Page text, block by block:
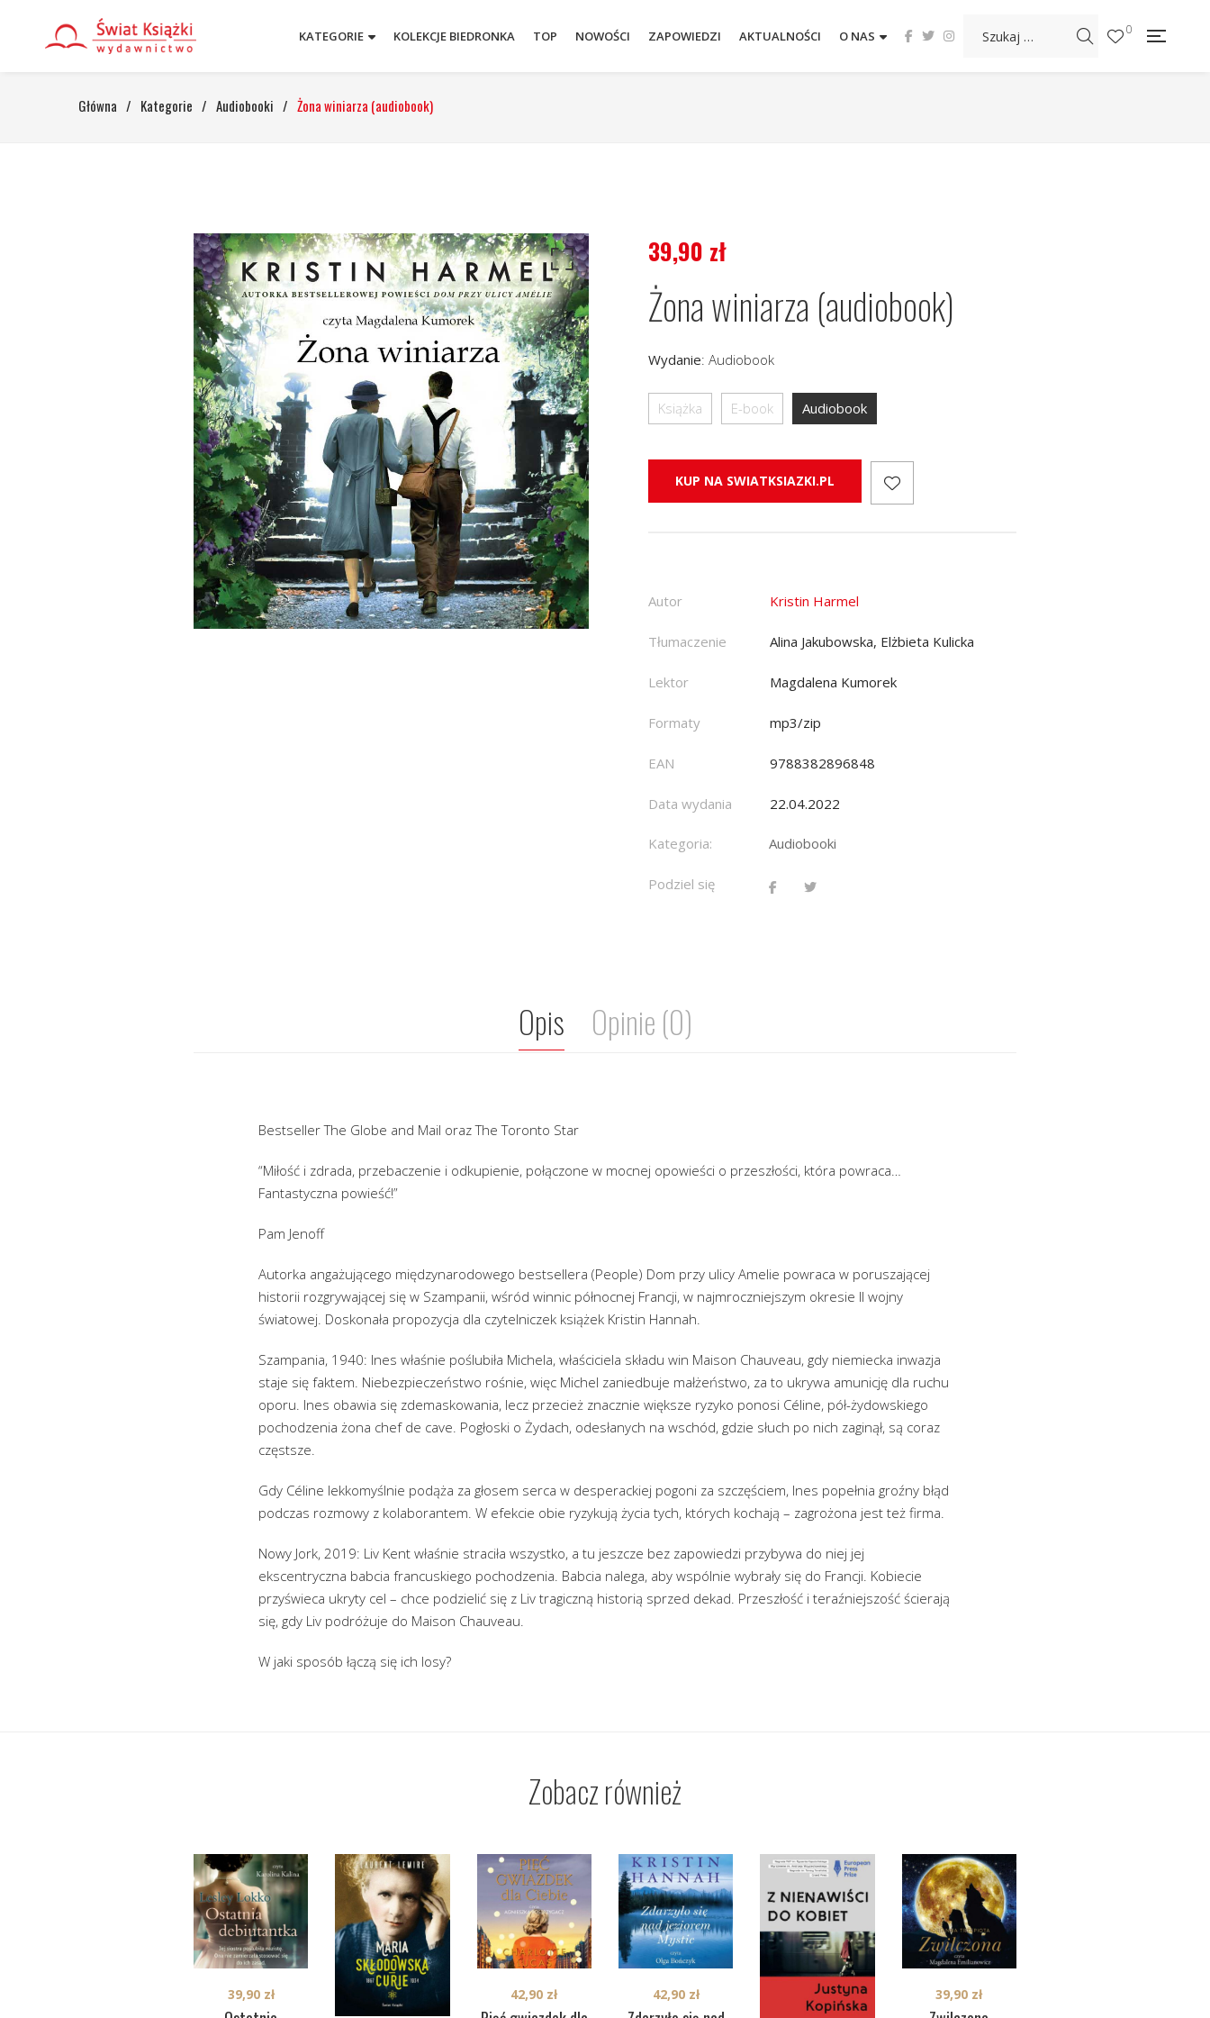
KATEGORIE KOLEKCJE BIEDRONKA TOP NOWOŚCI ZAPOWIEDZI AKTUALNOŚCI O NAS 0
Główna / Kategorie / Audiobooki / Żona winiarza (audiobook)
39,90 zł
Żona winiarza (audiobook)
Wydanie: Audiobook
Książka E-book Audiobook
KUP NA SWIATKSIAZKI.PL
Autor Kristin Harmel
Tłumaczenie Alina Jakubowska, Elżbieta Kulicka
Lektor Magdalena Kumorek
Formaty mp3/zip
EAN 9788382896848
Data wydania 22.04.2022
Kategoria: Audiobooki
Podziel się
Opis Opinie (0)
Bestseller The Globe and Mail oraz The Toronto Star
“Miłość i zdrada, przebaczenie i odkupienie, połączone w mocnej opowieści o przeszłości, która powraca…
Fantastyczna powieść!”
Pam Jenoff
Autorka angażującego międzynarodowego bestsellera (People) Dom przy ulicy Amelie powraca w poruszającej
historii rozgrywającej się w Szampanii, wśród winnic północnej Francji, w najmroczniejszym okresie II wojny
światowej. Doskonała propozycja dla czytelniczek książek Kristin Hannah.
Szampania, 1940: Ines właśnie poślubiła Michela, właściciela składu win Maison Chauveau, gdy niemiecka inwazja
staje się faktem. Niebezpieczeństwo rośnie, więc Michel zaniedbuje małżeństwo, za to ukrywa amunicję dla ruchu
oporu. Ines obawia się zdemaskowania, lecz przecież znacznie większe ryzyko ponosi Céline, pół-żydowskiego
pochodzenia żona chef de cave. Pogłoski o Żydach, odesłanych na wschód, gdzie słuch po nich zaginął, są coraz
częstsze.
Gdy Céline lekkomyślnie podąża za głosem serca w desperackiej pogoni za szczęściem, Ines popełnia groźny błąd
podczas rozmowy z kolaborantem. W efekcie obie ryzykują życia tych, których kochają – zagrożona jest też firma.
Nowy Jork, 2019: Liv Kent właśnie straciła wszystko, a tu jeszcze bez zapowiedzi przybywa do niej jej
ekscentryczna babcia francuskiego pochodzenia. Babcia nalega, aby wspólnie wybrały się do Francji. Kobiecie
przyświeca ukryty cel – chce podzielić się z Liv tragiczną historią sprzed dekad. Przeszłość i teraźniejszość ścierają
się, gdy Liv podróżuje do Maison Chauveau.
W jaki sposób łączą się ich losy?
Zobacz również
39,90 zł 42,90 zł 42,90 zł 39,90 zł